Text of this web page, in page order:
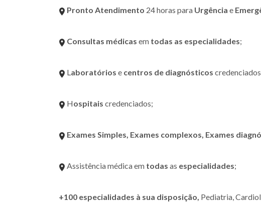
Pronto Atendimento 24 horas para Urgência e
Consultas médicas em todas as especialidades;
Laboratórios e centros de diagnósticos
Hospitais credenciados;
Exames Simples, Exames complexos, Exames
Assistência médica em todas as especialidades;
+100 especialidades à sua disposição, Pediatria,